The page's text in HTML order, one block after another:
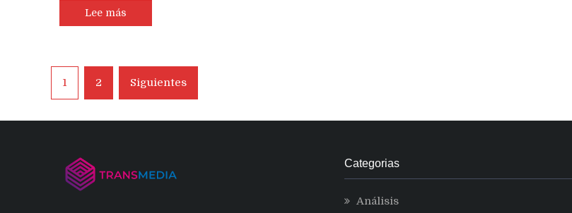
Lee más
Navegación
de
entradas
1 2 Siguientes
Categorias
Análisis